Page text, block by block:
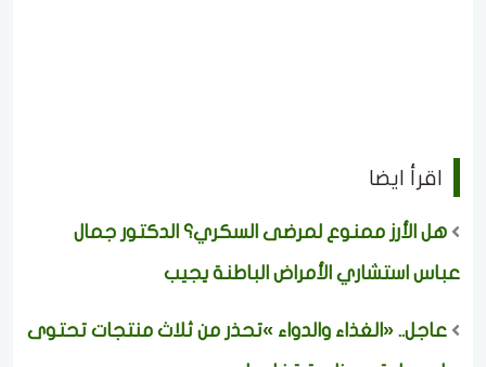
اقرأ ايضا
هل الأرز ممنوع لمرضى السكري؟ الدكتور جمال
عباس استشاري الأمراض الباطنة يجيب
عاجل.. «الغذاء والدواء »تحذر من ثلاث منتجات تحتوى